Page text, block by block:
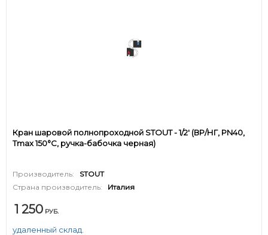
Кран шаровой полнопроходной STOUT - 1/2' (ВР/НГ, PN40,
Tmax 150°С, ручка-бабочка черная)
Производитель:
STOUT
Страна производитель:
Италия
1 250 РУБ.
удаленный склад.